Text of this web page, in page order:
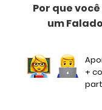
Por que
um
+